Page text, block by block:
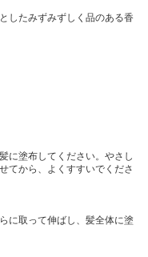
したみずみずしく品のある香
に塗布してください。やさし
てから、よくすすいでくださ
に取って伸ばし、髪全体に塗